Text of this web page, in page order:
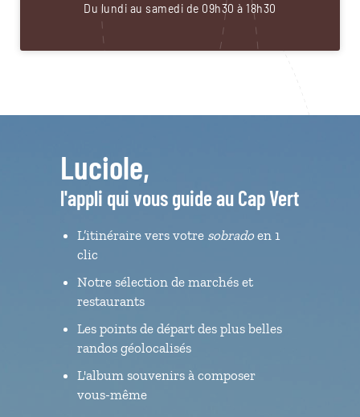
Du lundi au samedi de 09h30 à 18h30
Luciole,
l'appli qui vous guide au Cap Vert
L’itinéraire vers votre sobrado en 1
clic
Notre sélection de marchés et
restaurants
Les points de départ des plus belles
randos géolocalisés
L'album souvenirs à composer
vous-même